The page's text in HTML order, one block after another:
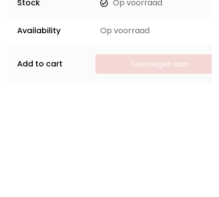
Stock Op voorraad
Availability Op voorraad
Add to cart
Toevoegen aan